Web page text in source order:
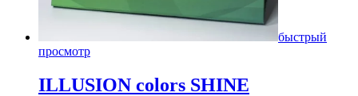
быстрый
просмотр
ILLUSION colors SHINE